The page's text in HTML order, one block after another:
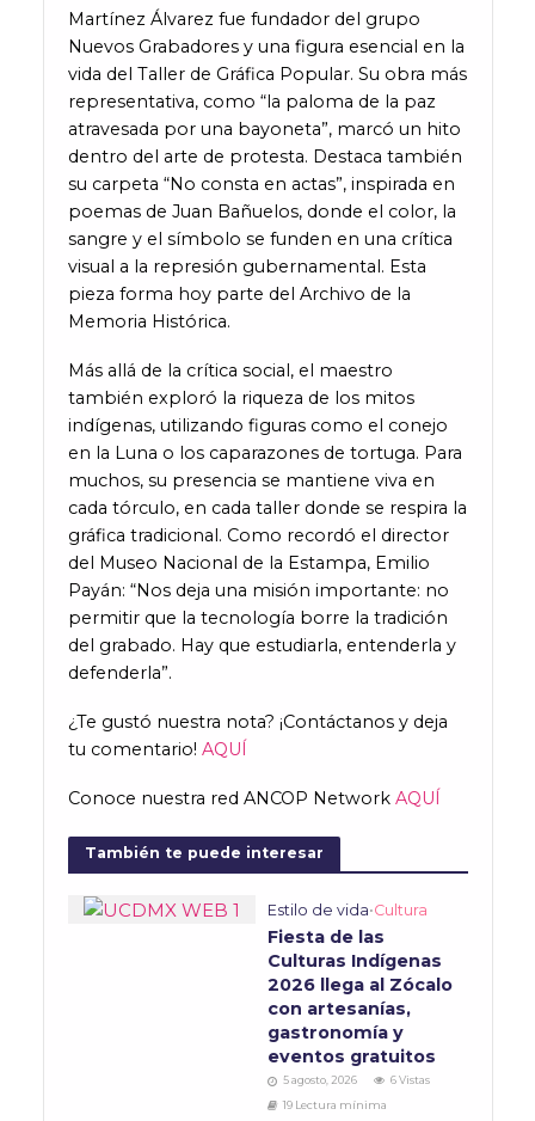
Martínez Álvarez fue fundador del grupo
Nuevos Grabadores y una figura esencial en la
vida del Taller de Gráfica Popular. Su obra más
representativa, como “la paloma de la paz
atravesada por una bayoneta”, marcó un hito
dentro del arte de protesta. Destaca también
su carpeta “No consta en actas”, inspirada en
poemas de Juan Bañuelos, donde el color, la
sangre y el símbolo se funden en una crítica
visual a la represión gubernamental. Esta
pieza forma hoy parte del Archivo de la
Memoria Histórica.
Más allá de la crítica social, el maestro
también exploró la riqueza de los mitos
indígenas, utilizando figuras como el conejo
en la Luna o los caparazones de tortuga. Para
muchos, su presencia se mantiene viva en
cada tórculo, en cada taller donde se respira la
gráfica tradicional. Como recordó el director
del Museo Nacional de la Estampa, Emilio
Payán: “Nos deja una misión importante: no
permitir que la tecnología borre la tradición
del grabado. Hay que estudiarla, entenderla y
defenderla”.
¿Te gustó nuestra nota? ¡Contáctanos y deja
tu comentario! AQUÍ
Conoce nuestra red ANCOP Network AQUÍ
También te puede interesar
Estilo de vida•Cultura
Fiesta de las
Culturas Indígenas
2026 llega al Zócalo
con artesanías,
gastronomía y
eventos gratuitos
5 agosto, 2026
6 Vistas
19 Lectura mínima